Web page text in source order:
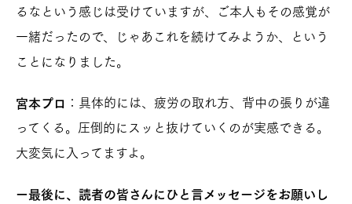
るなという感じは受けていますが、ご本人もその感覚が
一緒だったので、じゃあこれを続けてみようか、という
ことになりました。
宮本プロ ：具体的には、疲労の取れ方、背中の張りが違
ってくる。圧倒的にスッと抜けていくのが実感できる。
大変気に入ってますよ。
ー最後に、読者の皆さんにひと言メッセージをお願いし